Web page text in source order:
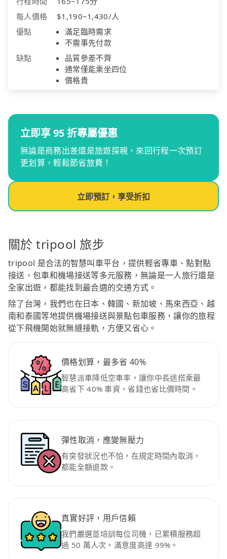
每人價格
$1,190~1,430/人
優點
滿足臨時需求
不需事先付款
缺點
品質參差不齊
通常僅能乘坐四位
價格貴
立即享 95 折專屬優惠
無論是商務出差還是旅遊探親，來回行程一次預訂
更划算，輕鬆節省旅費！
立即預訂，享受折扣
關於 tripool 旅步
tripool 是合法的智慧叫車平台，提供輕省專車、點對點
接送、包車和機場接送等多元服務，無論是一人旅行還是
全家出遊，都能找到最合適的交通方式。
除了台灣，我們也在日本、韓國、新加坡、馬來西亞、越
南和泰國等地提供機場接送與景點包車服務，讓你的旅程
從下飛機開始就無縫接軌，方便又省心。
價格划算，最多省 40%
智慧派車降低空車率，讓你中長途搭乘最
高省下 40% 車資，省錢也省比價時間。
彈性取消，應變無壓力
有突發狀況也不怕，在規定時間內取消，
都能全額退款。
真實好評，用戶信賴
我們嚴選並培訓每位司機，已累積服務超
過 50 萬人次，滿意度高達 99%。